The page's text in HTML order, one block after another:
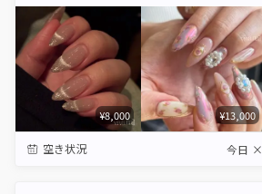
¥8,000 ¥13,000
空き状況 今日 ×